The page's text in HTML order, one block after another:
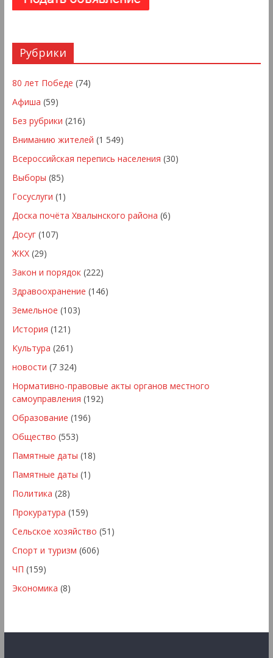
Рубрики
80 лет Победе (74)
Афиша (59)
Без рубрики (216)
Вниманию жителей (1 549)
Всероссийская перепись населения (30)
Выборы (85)
Госуслуги (1)
Доска почёта Хвалынского района (6)
Досуг(107)
ЖКХ(29)
Закон и порядок(222)
Здравоохранение (146)
Земельное (103)
История (121)
Культура (261)
новости (7 324)
Нормативно-правовые акты органов местного
самоуправления (192)
Образование (196)
Общество (553)
Памятные даты (18)
Памятные даты (1)
Политика (28)
Прокуратура (159)
Сельское хозяйство (51)
Спорт и туризм (606)
ЧП (159)
Экономика (8)